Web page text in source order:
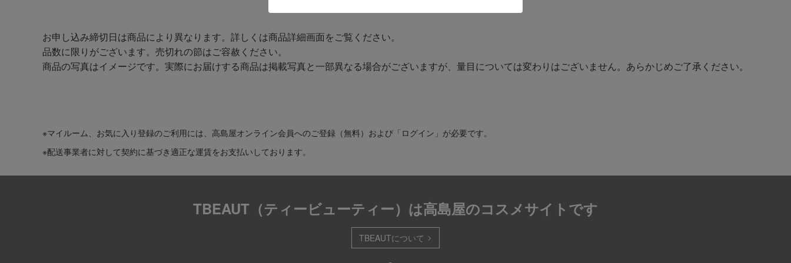
お申し込み締切日は商品により異なります。詳しくは商品詳細画面をご覧ください。
品数に限りがございます。売切れの節はご容赦ください。
商品の写真はイメージです。実際にお届けする商品は掲載写真と一部異なる場合がございますが、量目については変わりはございません。あらかじめご了承ください。
※マイルーム、お気に入り登録のご利用には、高島屋オンライン会員へのご登録（無料）および「ログイン」が必要です。
※配送事業者に対して契約に基づき適正な運賃をお支払いしております。
TBEAUT（ティービューティー）は高島屋のコスメサイトです
TBEAUTについて